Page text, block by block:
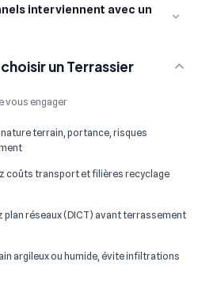
interviennent avec un
un Terrassier
vous engager
terrain, portance, risques
coûts transport et filières recyclage
plan réseaux (DICT) avant terrassement
argileux ou humide, évite infiltrations